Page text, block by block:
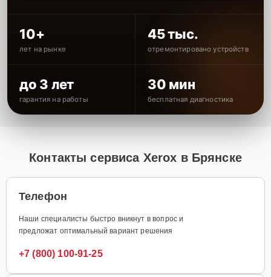
10+
лет на рынке
45 тыс.
отремонтировано устройств
до 3 лет
гарантия на работы
30 мин
бесплатная диагностика
Контакты сервиса Xerox в Брянске
Телефон
Наши специалисты быстро вникнут в вопрос и
предложат оптимальный вариант решения
+7 (800) 100-91-25